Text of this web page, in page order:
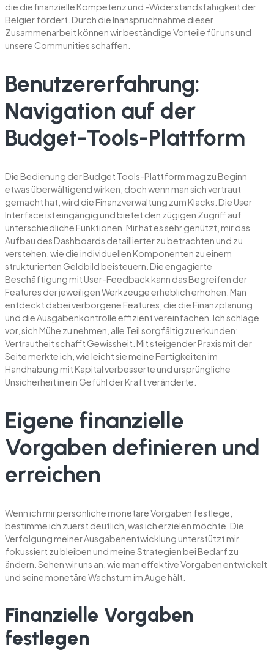
die die finanzielle Kompetenz und -Widerstandsfähigkeit der
Belgier fördert. Durch die Inanspruchnahme dieser
Zusammenarbeit können wir beständige Vorteile für uns und
unsere Communities schaffen.
Benutzererfahrung:
Navigation auf der
Budget-Tools-Plattform
Die Bedienung der Budget Tools-Plattform mag zu Beginn
etwas überwältigend wirken, doch wenn man sich vertraut
gemacht hat, wird die Finanzverwaltung zum Klacks. Die User
Interface ist eingängig und bietet den zügigen Zugriff auf
unterschiedliche Funktionen. Mir hat es sehr genützt, mir das
Aufbau des Dashboards detaillierter zu betrachten und zu
verstehen, wie die individuellen Komponenten zu einem
strukturierten Geldbild beisteuern. Die engagierte
Beschäftigung mit User-Feedback kann das Begreifen der
Features der jeweiligen Werkzeuge erheblich erhöhen. Man
entdeckt dabei verborgene Features, die die Finanzplanung
und die Ausgabenkontrolle effizient vereinfachen. Ich schlage
vor, sich Mühe zu nehmen, alle Teil sorgfältig zu erkunden;
Vertrautheit schafft Gewissheit. Mit steigender Praxis mit der
Seite merkte ich, wie leicht sie meine Fertigkeiten im
Handhabung mit Kapital verbesserte und ursprüngliche
Unsicherheit in ein Gefühl der Kraft veränderte.
Eigene finanzielle
Vorgaben definieren und
erreichen
Wenn ich mir persönliche monetäre Vorgaben festlege,
bestimme ich zuerst deutlich, was ich erzielen möchte. Die
Verfolgung meiner Ausgabenentwicklung unterstützt mir,
fokussiert zu bleiben und meine Strategien bei Bedarf zu
ändern. Sehen wir uns an, wie man effektive Vorgaben entwickelt
und seine monetäre Wachstum im Auge hält.
Finanzielle Vorgaben
festlegen